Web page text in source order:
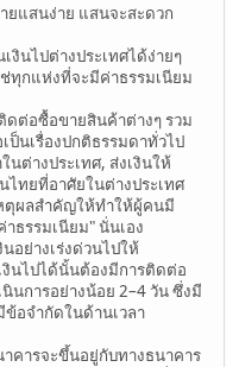
ยแสนง่าย แสนจะสะดวก
งินไปต่างประเทศได้ง่ายๆ
ทุกแห่งที่จะมีค่าธรรมเนียม
ดต่อซื้อขายสินค้าต่างๆ รวม
ป็นเรื่องปกติธรรมดาทั่วไป
นต่างประเทศ, ส่งเงินให้
ไทยที่อาศัยในต่างประเทศ
ตุผลสำคัญให้ทำให้ผู้คนมี
ธรรมเนียม" นั่นเอง
อย่างเร่งด่วนไปให้
งินไปได้นั้นต้องมีการติดต่อ
นการอย่างน้อย 2–4 วัน ซึ่งมี
อจำกัดในด้านเวลา
คารจะขึ้นอยู่กับทางธนาคาร